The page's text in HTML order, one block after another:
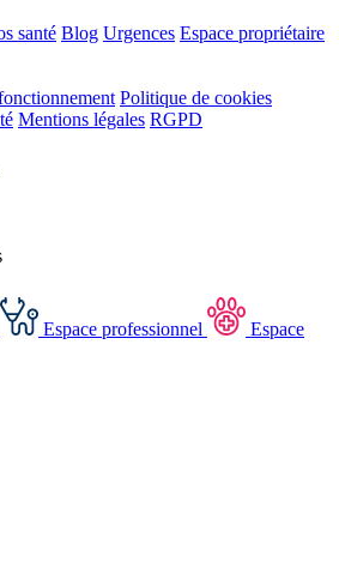
santé Blog Urgences Espace propriétaire
Politique de cookies
Mentions légales RGPD
Espace professionnel
Espace